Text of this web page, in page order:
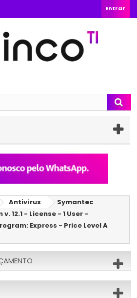
Entrar
Antivírus
Symantec
12.1 - License - 1 User -
Express - Price Level A